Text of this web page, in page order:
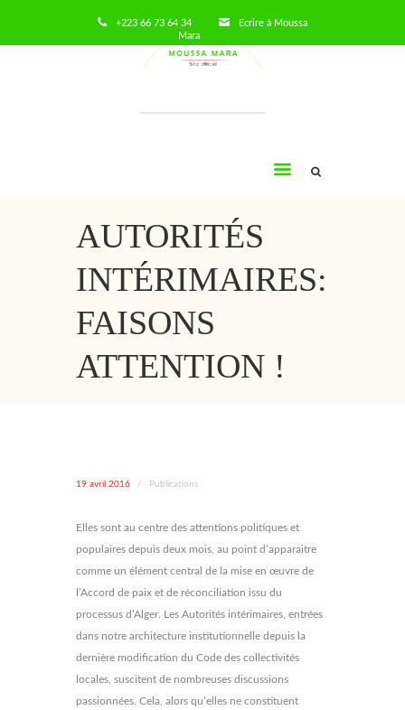
+223 66 73 64 34
Ecrire à Moussa
Mara
AUTORITÉS
INTÉRIMAIRES:
FAISONS
ATTENTION !
19 avril 2016 / Publications
Elles sont au centre des attentions politiques et
populaires depuis deux mois, au point d’apparaitre
comme un élément central de la mise en œuvre de
l’Accord de paix et de réconciliation issu du
processus d’Alger. Les Autorités intérimaires, entrées
dans notre architecture institutionnelle depuis la
dernière modification du Code des collectivités
locales, suscitent de nombreuses discussions
passionnées. Cela, alors qu’elles ne constituent